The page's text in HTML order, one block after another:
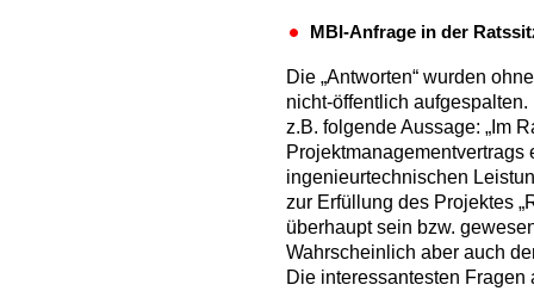
MBI-Anfrage in der
Die „Antworten“ wurden
nicht-öffentlich
z.B. folgende Aussage: „Im
ingenieurtechnischen
zur Erfüllung des Projektes
überhaupt sein bzw.
Wahrscheinlich aber auch
Die interessantesten